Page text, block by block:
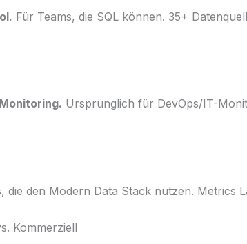
Für Teams, die SQL können. 35+
Ursprünglich für DevOps/IT-
die den Modern Data Stack nutzen.
Kommerziell